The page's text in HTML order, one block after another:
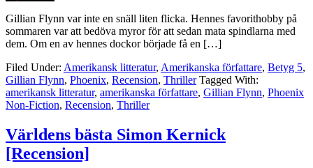
Gillian Flynn var inte en snäll liten flicka. Hennes favorithobby på
sommaren var att bedöva myror för att sedan mata spindlarna med
dem. Om en av hennes dockor började få en […]
Filed Under: Amerikansk litteratur, Amerikanska författare, Betyg 5,
Gillian Flynn, Phoenix, Recension, Thriller Tagged With:
amerikansk litteratur, amerikanska författare, Gillian Flynn, Phoenix
Non-Fiction, Recension, Thriller
Världens bästa Simon Kernick
[Recension]